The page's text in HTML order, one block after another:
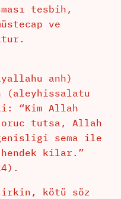
tesbih,
ve
anh)
(aleyhissalatu
“Kim Allah
oruc tutsa, Allah
sema ile
kilar.”
kötü söz